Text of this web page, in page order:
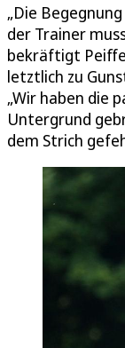
„Die
der Trainer
bekräftigt
letztlich zu
„Wir haben die
Untergrund
dem Strich